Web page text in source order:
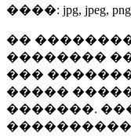
����: jpg, jpeg,
��
��������
���
�����
�������.